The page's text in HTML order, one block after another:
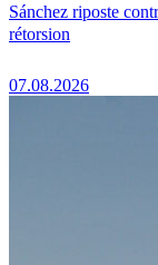
Sánchez riposte
rétorsion
07.08.2026